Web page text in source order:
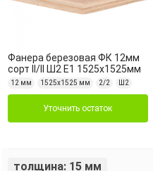
Фанера березовая ФК 12мм
сорт II/II Ш2 Е1 1525х1525мм
12 мм 1525х1525 мм 2/2 Ш2
Уточнить остаток
толщина: 15 мм